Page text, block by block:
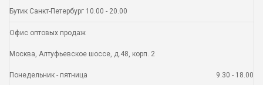
Бутик Санкт-Петербург 10.00 - 20.00
Офис оптовых продаж
Москва, Алтуфьевское шоссе, д.48, корп. 2
Понедельник - пятница 9.30 - 18.00